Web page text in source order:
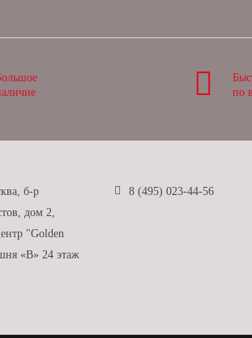
по
б-р
дом 2,
"Golden
«B» 24 этаж
8 (495) 023-44-56